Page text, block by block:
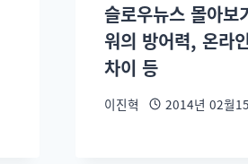
슬로우뉴스 몰아보
워의 방어력, 온라
차이 등
이진혁 2014년 02월